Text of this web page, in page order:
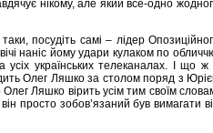
нікому, але який все-одно
посудіть самі – лідер
наніс йому удари кулаком по
українських телеканалах. І що ж
Олег Ляшко за столом поряд з
Ляшко вірить усім тим своїм
просто зобов’язаний був вимагати